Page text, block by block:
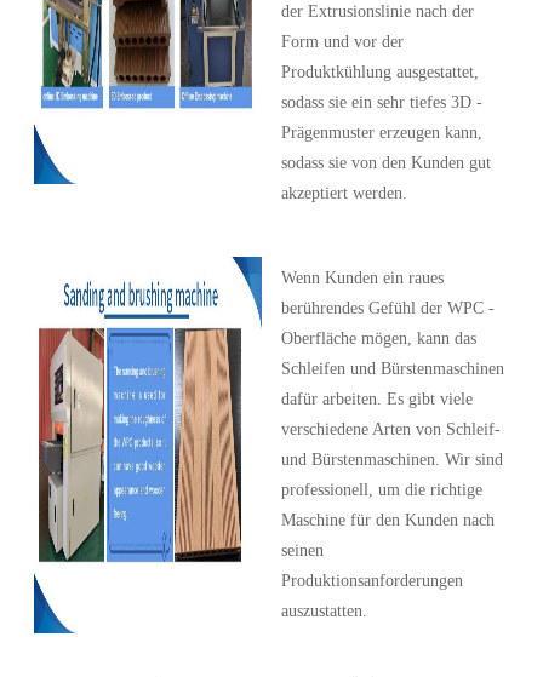
der Extrusionslinie nach der
Form und vor der
Produktkühlung ausgestattet,
sodass sie ein sehr tiefes 3D -
Prägenmuster erzeugen kann,
sodass sie von den Kunden gut
akzeptiert werden.
Wenn Kunden ein raues
berührendes Gefühl der WPC -
Oberfläche mögen, kann das
Schleifen und Bürstenmaschinen
dafür arbeiten. Es gibt viele
verschiedene Arten von Schleif-
und Bürstenmaschinen. Wir sind
professionell, um die richtige
Maschine für den Kunden nach
seinen
Produktionsanforderungen
auszustatten.